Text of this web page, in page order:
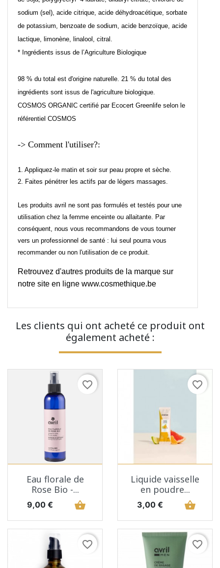
sodium (sel), acide citrique, acide déhydroacétique, sorbate
de potassium, benzoate de sodium, acide benzoïque, acide
lactique, limonène, linalool, citral.
* Ingrédients issus de l’Agriculture Biologique
98 % du total est d'origine naturelle. 21 % du total des
ingrédients sont issus de l'agriculture biologique.
COSMOS ORGANIC certifié par Ecocert Greenlife selon le
référentiel COSMOS
-> Comment l'utiliser?:
1. Appliquez-le matin et soir sur peau propre et sèche.
2. Faites pénétrer les actifs par de légers massages.
Les produits avril ne sont pas formulés et testés pour une
utilisation chez la femme enceinte ou allaitante. Par
conséquent, nous vous recommandons de vous tourner
vers un professionnel de santé : lui seul pourra vous
recommander ou non l'utilisation de ce produit.
Retrouvez d'autres produits de la marque sur
notre site en ligne www.cosmethique.be
Les clients qui ont acheté ce produit ont
également acheté :
favorite_border
Eau florale de
Rose Bio -...
Prix
9,00 € shopping_basket
favorite_border
Liquide vaisselle
en poudre...
Prix
3,00 € shopping_basket
favorite_border favorite_border